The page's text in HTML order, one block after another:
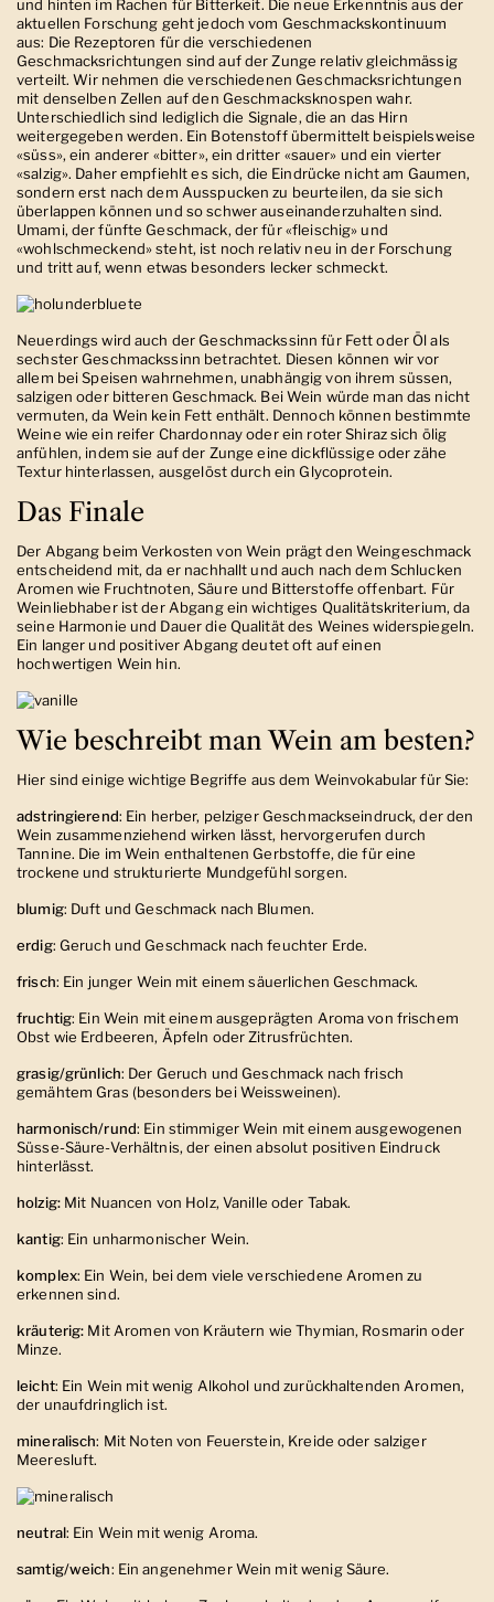
und hinten im Rachen für Bitterkeit. Die neue Erkenntnis aus der
aktuellen Forschung geht jedoch vom Geschmackskontinuum
aus: Die Rezeptoren für die verschiedenen
Geschmacksrichtungen sind auf der Zunge relativ gleichmässig
verteilt. Wir nehmen die verschiedenen Geschmacksrichtungen
mit denselben Zellen auf den Geschmacksknospen wahr.
Unterschiedlich sind lediglich die Signale, die an das Hirn
weitergegeben werden. Ein Botenstoff übermittelt beispielsweise
«süss», ein anderer «bitter», ein dritter «sauer» und ein vierter
«salzig». Daher empfiehlt es sich, die Eindrücke nicht am Gaumen,
sondern erst nach dem Ausspucken zu beurteilen, da sie sich
überlappen können und so schwer auseinanderzuhalten sind.
Umami, der fünfte Geschmack, der für «fleischig» und
«wohlschmeckend» steht, ist noch relativ neu in der Forschung
und tritt auf, wenn etwas besonders lecker schmeckt.
Neuerdings wird auch der Geschmackssinn für Fett oder Öl als
sechster Geschmackssinn betrachtet. Diesen können wir vor
allem bei Speisen wahrnehmen, unabhängig von ihrem süssen,
salzigen oder bitteren Geschmack. Bei Wein würde man das nicht
vermuten, da Wein kein Fett enthält. Dennoch können bestimmte
Weine wie ein reifer Chardonnay oder ein roter Shiraz sich ölig
anfühlen, indem sie auf der Zunge eine dickflüssige oder zähe
Textur hinterlassen, ausgelöst durch ein Glycoprotein.
Das Finale
Der Abgang beim Verkosten von Wein prägt den Weingeschmack
entscheidend mit, da er nachhallt und auch nach dem Schlucken
Aromen wie Fruchtnoten, Säure und Bitterstoffe offenbart. Für
Weinliebhaber ist der Abgang ein wichtiges Qualitätskriterium, da
seine Harmonie und Dauer die Qualität des Weines widerspiegeln.
Ein langer und positiver Abgang deutet oft auf einen
hochwertigen Wein hin.
Wie beschreibt man Wein am besten?
Hier sind einige wichtige Begriffe aus dem Weinvokabular für Sie:
adstringierend: Ein herber, pelziger Geschmackseindruck, der den
Wein zusammenziehend wirken lässt, hervorgerufen durch
Tannine. Die im Wein enthaltenen Gerbstoffe, die für eine
trockene und strukturierte Mundgefühl sorgen.
blumig: Duft und Geschmack nach Blumen.
erdig: Geruch und Geschmack nach feuchter Erde.
frisch: Ein junger Wein mit einem säuerlichen Geschmack.
fruchtig: Ein Wein mit einem ausgeprägten Aroma von frischem
Obst wie Erdbeeren, Äpfeln oder Zitrusfrüchten.
grasig/grünlich: Der Geruch und Geschmack nach frisch
gemähtem Gras (besonders bei Weissweinen).
harmonisch/rund: Ein stimmiger Wein mit einem ausgewogenen
Süsse-Säure-Verhältnis, der einen absolut positiven Eindruck
hinterlässt.
holzig:Mit Nuancen von Holz, Vanille oder Tabak.
kantig: Ein unharmonischer Wein.
komplex: Ein Wein, bei dem viele verschiedene Aromen zu
erkennen sind.
kräuterig: Mit Aromen von Kräutern wie Thymian, Rosmarin oder
Minze.
leicht: Ein Wein mit wenig Alkohol und zurückhaltenden Aromen,
der unaufdringlich ist.
mineralisch: Mit Noten von Feuerstein, Kreide oder salziger
Meeresluft.
neutral: Ein Wein mit wenig Aroma.
samtig/weich: Ein angenehmer Wein mit wenig Säure.